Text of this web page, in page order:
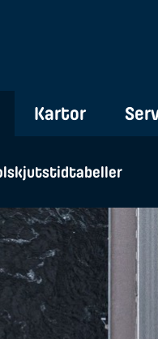
Kartor